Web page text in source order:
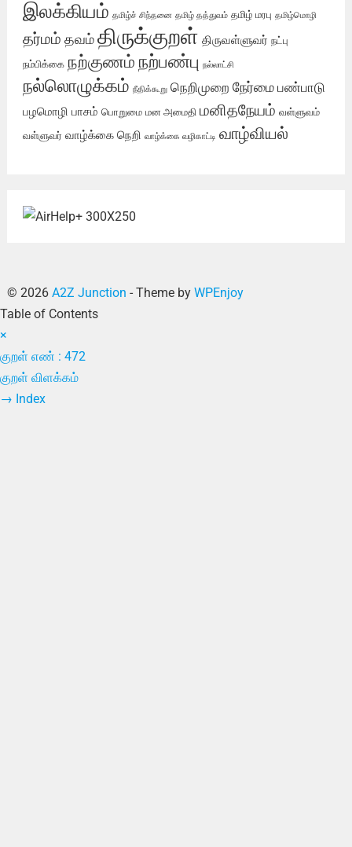
இலக்கியம் தமிழ்ச் சிந்தனை தமிழ் தத்துவம் தமிழ் மரபு தமிழ்மொழி
தர்மம் தவம்திருக்குறள் திருவள்ளுவர் நட்பு
நம்பிக்கை நற்குணம் நற்பண்பு நல்லாட்சி
நல்லொழுக்கம் நீதிக்கூறு நெறிமுறை நேர்மை பண்பாடு
பழமொழி பாசம் பொறுமை மன அமைதி மனிதநேயம் வள்ளுவம்
வள்ளுவர் வாழ்க்கை நெறி வாழ்க்கை வழிகாட்டி வாழ்வியல்
© 2026 A2Z Junction - Theme by WPEnjoy
Table of Contents
×
குறள் எண் : 472
குறள் விளக்கம்
→ Index